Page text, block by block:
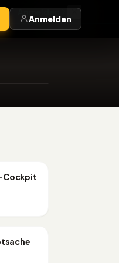
Anmelden
Anmelden
Cockpit
33:09